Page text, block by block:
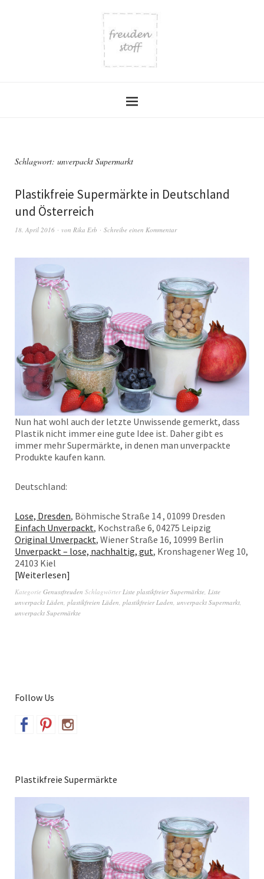
Schlagwort: unverpackt Supermarkt
Plastikfreie Supermärkte in Deutschland
und Österreich
18. April 2016 von Rika Erb Schreibe einen Kommentar
Nun hat wohl auch der letzte Unwissende gemerkt, dass
Plastik nicht immer eine gute Idee ist. Daher gibt es
immer mehr Supermärkte, in denen man unverpackte
Produkte kaufen kann.
Deutschland:
Lose, Dresden, Böhmische Straße 14 , 01099 Dresden
Einfach Unverpackt, Kochstraße 6, 04275 Leipzig
Original Unverpackt, Wiener Straße 16, 10999 Berlin
Unverpackt – lose, nachhaltig, gut, Kronshagener Weg 10,
24103 Kiel
Weiterlesen
Kategorie Genussfreuden Schlagwörter Liste plastikfreier Supermärkte Liste
unverpackt Läden plastikfreien Läden plastikfreier Laden unverpackt Supermarkt
unverpackt Supermärkte
Follow Us
Plastikfreie Supermärkte